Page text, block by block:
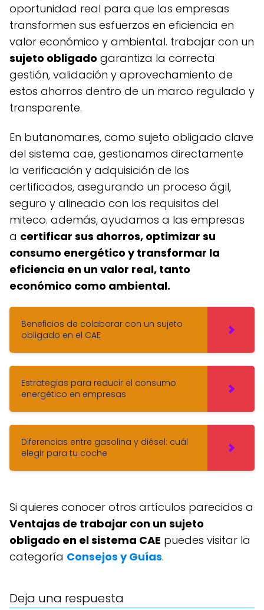
oportunidad real para que las empresas
transformen sus esfuerzos en eficiencia en
valor económico y ambiental. trabajar con un
sujeto obligado garantiza la correcta
gestión, validación y aprovechamiento de
estos ahorros dentro de un marco regulado y
transparente.
en butanomar.es, como sujeto obligado clave
del sistema cae, gestionamos directamente
la verificación y adquisición de los
certificados, asegurando un proceso ágil,
seguro y alineado con los requisitos del
miteco. además, ayudamos a las empresas
a certificar sus ahorros, optimizar su
consumo energético y transformar la
eficiencia en un valor real, tanto
económico como ambiental.
Beneficios de colaborar con un sujeto
obligado en el CAE
Estrategias para reducir el consumo
energético en empresas
Diferencias entre gasolina y diésel: cuál
elegir para tu coche
Si quieres conocer otros artículos parecidos a
Ventajas de trabajar con un sujeto
obligado en el sistema CAE puedes visitar la
categoría Consejos y Guías.
Deja una respuesta